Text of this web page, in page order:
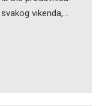
vikenda,…